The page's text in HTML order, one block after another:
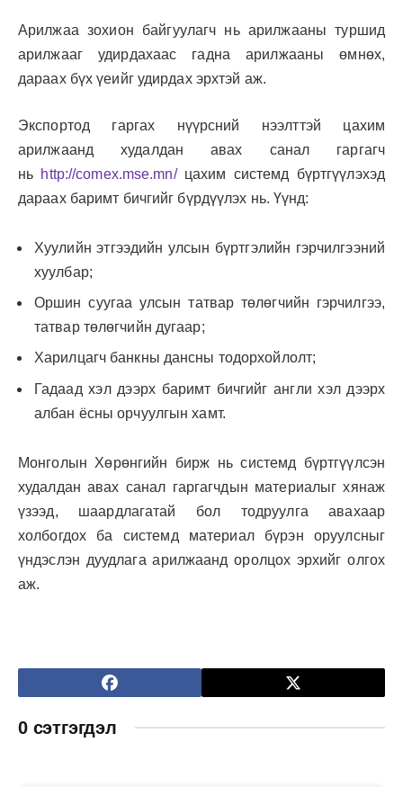
Арилжаа зохион байгуулагч нь арилжааны туршид
арилжааг удирдахаас гадна арилжааны өмнөх,
дараах бүх үеийг удирдах эрхтэй аж.
Экспортод гаргах нүүрсний нээлттэй цахим
арилжаанд худалдан авах санал гаргагч
нь http://comex.mse.mn/цахим системд бүртгүүлэхэд
дараах баримт бичгийг бүрдүүлэх нь. Үүнд:
Хуулийн этгээдийн улсын бүртгэлийн гэрчилгээний
хуулбар;
Оршин суугаа улсын татвар төлөгчийн гэрчилгээ,
татвар төлөгчийн дугаар;
Харилцагч банкны дансны тодорхойлолт;
Гадаад хэл дээрх баримт бичгийг англи хэл дээрх
албан ёсны орчуулгын хамт.
Монголын Хөрөнгийн бирж нь системд бүртгүүлсэн
худалдан авах санал гаргагчдын материалыг хянаж
үзээд, шаардлагатай бол тодруулга авахаар
холбогдох ба системд материал бүрэн оруулсныг
үндэслэн дуудлага арилжаанд оролцох эрхийг олгох
аж.
0 сэтгэгдэл